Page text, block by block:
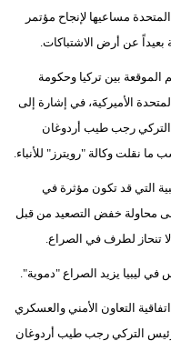
مساعيها لإنجاح مؤتمر
عن أرض الاشتباكات.
بين تركيا وحكومة
الأميركية، في إشارة إلى
التركي رجب طيب أردوغان
نقلت وكالة "رويترز" للأنباء.
التي قد تكون مؤثرة في
محاولة خفض التصعيد من قبل
تنحاز لطرف في الصراع.
ليبيا يزيد الصراع "دموية".
التعاون الأمني والعسكري
التركي رجب طيب أردوغان